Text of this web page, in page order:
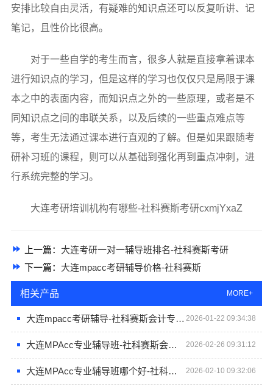
安排比较自由灵活，有疑难的知识点还可以反复听讲、记
笔记，且性价比很高。
对于一些自学的考生而言，很多人就是直接拿着课本
进行知识点的学习，但是这样的学习也仅仅只是局限于课
本之中的表面内容，而知识点之外的一些原理，或者是不
同知识点之间的串联关系，以及后续的一些重点难点等
等，考生无法通过课本进行直观的了解。但是如果跟随考
研补习班的课程，则可以从基础到强化再到重点冲刺，进
行系统完整的学习。
大连考研培训机构有哪些-社科赛斯考研cxmjYxaZ
上一篇： 大连考研一对一辅导班排名-社科赛斯考研
下一篇： 大连mpacc考研辅导价格-社科赛斯
相关产品 MORE+
大连mpacc考研辅导-社科赛斯会计专硕一对一定制复习指导 2026-01-22 09:34:38
大连MPAcc专业辅导班-社科赛斯会计专硕考研专注考研18年 2026-02-26 09:31:12
大连MPAcc专业辅导班哪个好-社科赛斯 2026-02-10 09:32:06